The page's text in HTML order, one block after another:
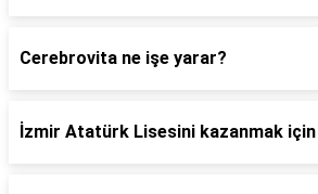
Cerebrovita ne işe yarar?
İzmir Atatürk Lisesini kazanmak